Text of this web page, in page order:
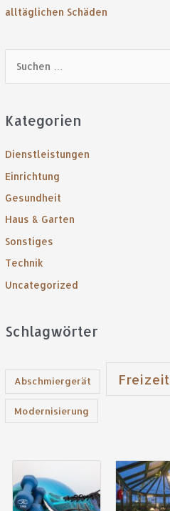
alltäglichen Schäden
h
a
c
h
:
Kategorien
Dienstleistungen
Einrichtung
Gesundheit
Haus & Garten
Sonstiges
Technik
Uncategorized
Schlagwörter
Abschmiergerät Freizeit
Modernisierung